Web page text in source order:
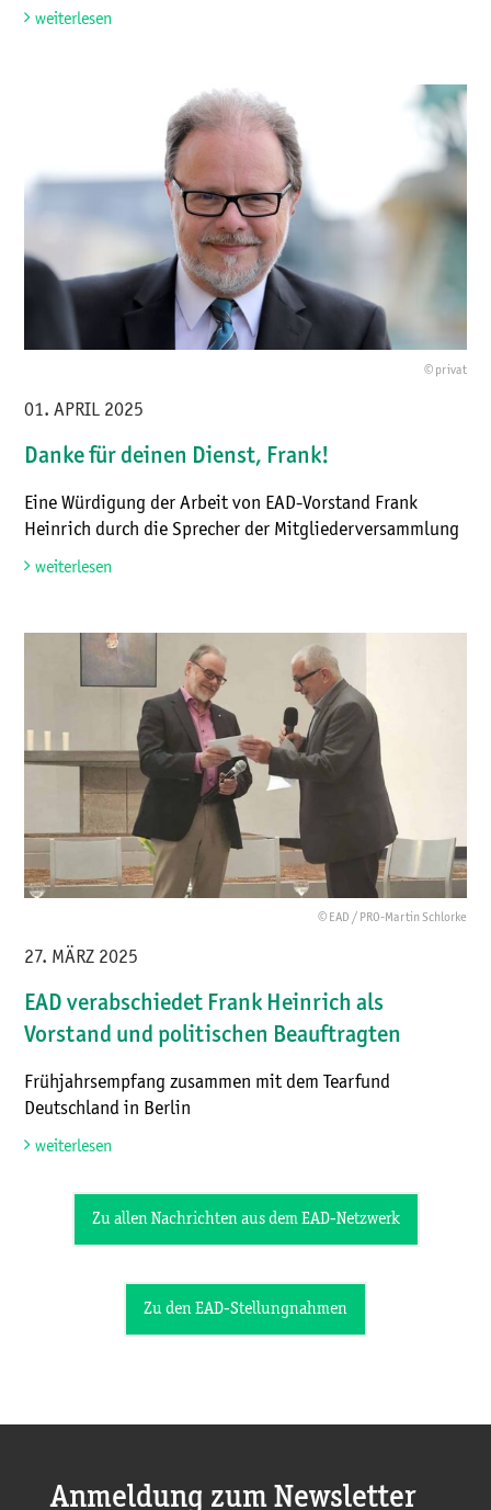
weiterlesen
© privat
01. APRIL 2025
Danke für deinen Dienst, Frank!
Eine Würdigung der Arbeit von EAD-Vorstand Frank
Heinrich durch die Sprecher der Mitgliederversammlung
weiterlesen
© EAD / PRO-Martin Schlorke
27. MÄRZ 2025
EAD verabschiedet Frank Heinrich als
Vorstand und politischen Beauftragten
Frühjahrsempfang zusammen mit dem Tearfund
Deutschland in Berlin
weiterlesen
Zu allen Nachrichten aus dem EAD-Netzwerk
Zu den EAD-Stellungnahmen
Anmeldung zum Newsletter